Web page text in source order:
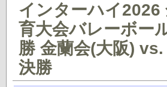
インターハイ2026
育大会バレーボー
勝 金蘭会(大阪)
決勝